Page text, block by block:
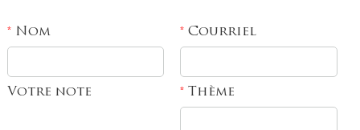
*Nom *Courriel
Votre note *Thème